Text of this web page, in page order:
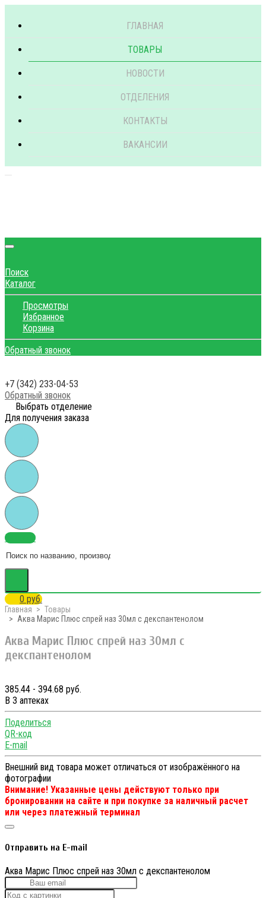
ГЛАВНАЯ
ТОВАРЫ
НОВОСТИ
ОТДЕЛЕНИЯ
КОНТАКТЫ
ВАКАНСИИ
Поиск
Каталог
Просмотры
Избранное
Корзина
Обратный звонок
+7 (342) 233-04-53
Обратный звонок
Выбрать отделение
Для получения заказа
Каталог
0 руб.
Главная
Товары
Аква Марис Плюс спрей наз 30мл с декспантенолом
Аква Марис Плюс спрей наз 30мл с
декспантенолом
385.44 - 394.68 руб.
В 3 аптеках
Поделиться
QR-код
E-mail
Внешний вид товара может отличаться от изображённого на
фотографии
Внимание! Указанные цены действуют только при
бронировании на сайте и при покупке за наличный расчет
или через платежный терминал
Отправить на E-mail
Аква Марис Плюс спрей наз 30мл с декспантенолом